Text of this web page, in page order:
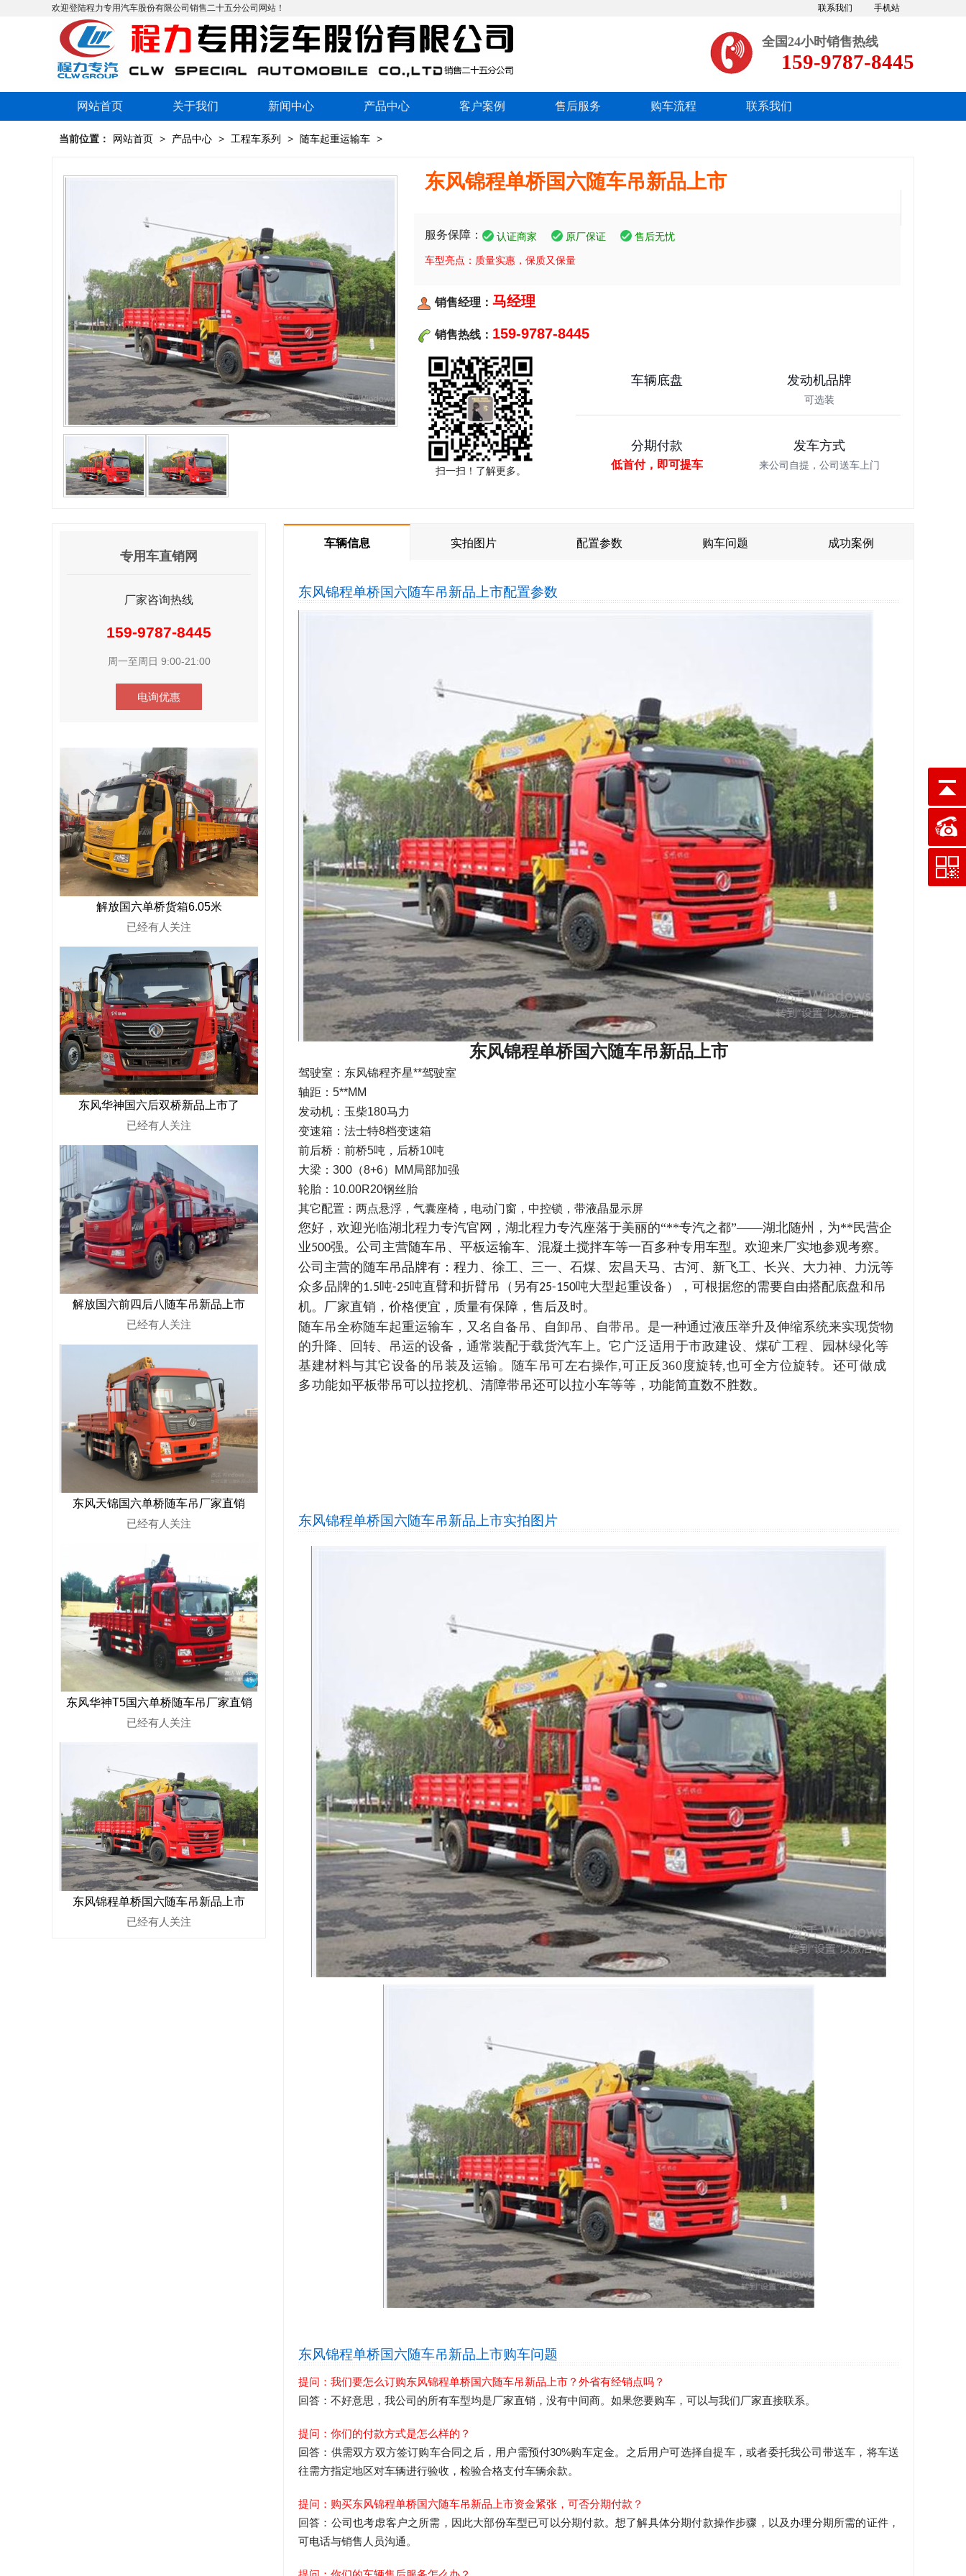
欢迎登陆程力专用汽车股份有限公司销售二十五分公司网站！ 手机站
联系我们
全国24小时销售热线
159-9787-8445
网站首页 关于我们 新闻中心 产品中心 客户案例 售后服务 购车流程 联系我们
当前位置： 网站首页 > 产品中心 > 工程车系列 > 随车起重运输车 >
东风锦程单桥国六随车吊新品上市
服务保障： 认证商家 原厂保证 售后无忧
车型亮点：质量实惠，保质又保量
销售经理： 马经理
销售热线： 159-9787-8445
扫一扫！了解更多。
车辆底盘 发动机品牌
可选装
分期付款
低首付，即可提车
发车方式
来公司自提，公司送车上门
车辆信息 实拍图片 配置参数 购车问题 成功案例
东风锦程单桥国六随车吊新品上市配置参数
东风锦程单桥国六随车吊新品上市
驾驶室：东风锦程齐星**驾驶室
轴距：5**MM
发动机：玉柴180马力
变速箱：法士特8档变速箱
前后桥：前桥5吨，后桥10吨
大梁：300（8+6）MM局部加强
轮胎：10.00R20钢丝胎
其它配置：两点悬浮，气囊座椅，电动门窗，中控锁，带液晶显示屏
您好，欢迎光临湖北程力专汽官网，湖北程力专汽座落于美丽的“**专汽之都”——湖北随州，为**民营企
业500强。公司主营随车吊、平板运输车、混凝土搅拌车等一百多种专用车型。欢迎来厂实地参观考察。
公司主营的随车吊品牌有：程力、徐工、三一、石煤、宏昌天马、古河、新飞工、长兴、大力神、力沅等
众多品牌的1.5吨-25吨直臂和折臂吊（另有25-150吨大型起重设备），可根据您的需要自由搭配底盘和吊
机。厂家直销，价格便宜，质量有保障，售后及时。
随车吊全称随车起重运输车，又名自备吊、自卸吊、自带吊。是一种通过液压举升及伸缩系统来实现货物
的升降、回转、吊运的设备，通常装配于载货汽车上。 它广泛适用于市政建设、煤矿工程、园林绿化等
基建材料与其它设备的吊装及运输。随车吊可左右操作,可正反360度旋转,也可全方位旋转。还可做成
多功能如平板带吊可以拉挖机、清障带吊还可以拉小车等等，功能简直数不胜数。
东风锦程单桥国六随车吊新品上市实拍图片
东风锦程单桥国六随车吊新品上市购车问题
提问：我们要怎么订购东风锦程单桥国六随车吊新品上市？外省有经销点吗？
回答：不好意思，我公司的所有车型均是厂家直销，没有中间商。如果您要购车，可以与我们厂家直接联系。
提问：你们的付款方式是怎么样的？
回答：供需双方双方签订购车合同之后，用户需预付30%购车定金。之后用户可选择自提车，或者委托我公司带送车，将车送
往需方指定地区对车辆进行验收，检验合格支付车辆余款。
提问：购买东风锦程单桥国六随车吊新品上市资金紧张，可否分期付款？
回答：公司也考虑客户之所需，因此大部份车型已可以分期付款。想了解具体分期付款操作步骤，以及办理分期所需的证件，
可电话与销售人员沟通。
专用车直销网
厂家咨询热线
159-9787-8445
周一至周日 9:00-21:00
电询优惠
解放国六单桥货箱6.05米
已经有人关注
东风华神国六后双桥新品上市了
已经有人关注
解放国六前四后八随车吊新品上市
已经有人关注
东风天锦国六单桥随车吊厂家直销
已经有人关注
东风华神T5国六单桥随车吊厂家直销
已经有人关注
东风锦程单桥国六随车吊新品上市
已经有人关注